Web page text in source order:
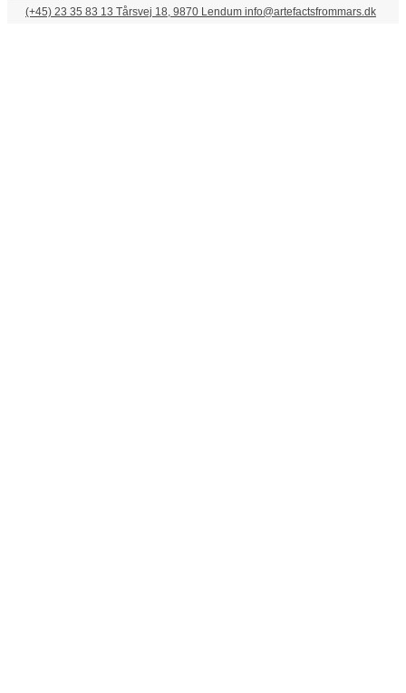
(+45) 23 35 83 13 Tårsvej 18, 9870 Lendum info@artefactsfrommars.dk